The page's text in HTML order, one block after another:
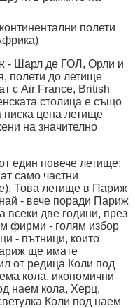
полети
- Шарл де ГОЛ, Орли и
полети до летище
с Air France, British
столица е също
цена летище
на значително
един повече летище:
само частни
Това летище в Париж
- вече поради Париж
всеки две години, през
фирми - голям избор
- пътници, които
ще имате
от редица Коли под
кола, икономични
наем кола, Херц,
Коли под наем